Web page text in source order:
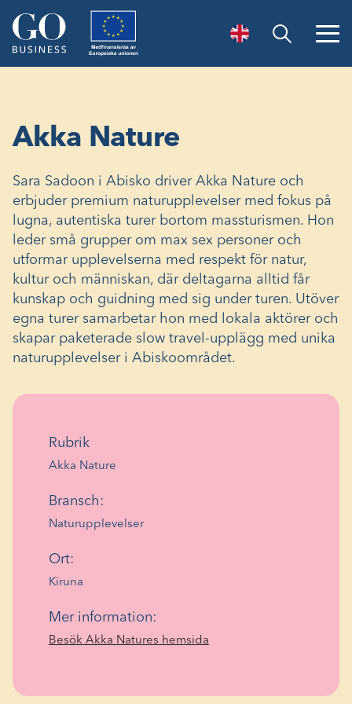
Öppna sök
-
Akka Nature
Sara Sadoon i Abisko driver Akka Nature och
erbjuder premium naturupplevelser med fokus på
lugna, autentiska turer bortom massturismen. Hon
leder små grupper om max sex personer och
utformar upplevelserna med respekt för natur,
kultur och människan, där deltagarna alltid får
kunskap och guidning med sig under turen. Utöver
egna turer samarbetar hon med lokala aktörer och
skapar paketerade slow travel-upplägg med unika
naturupplevelser i Abiskoområdet.
Rubrik
Akka Nature
Bransch:
Naturupplevelser
Ort:
Kiruna
Mer information:
Besök Akka Natures hemsida(Öppnas
nytt